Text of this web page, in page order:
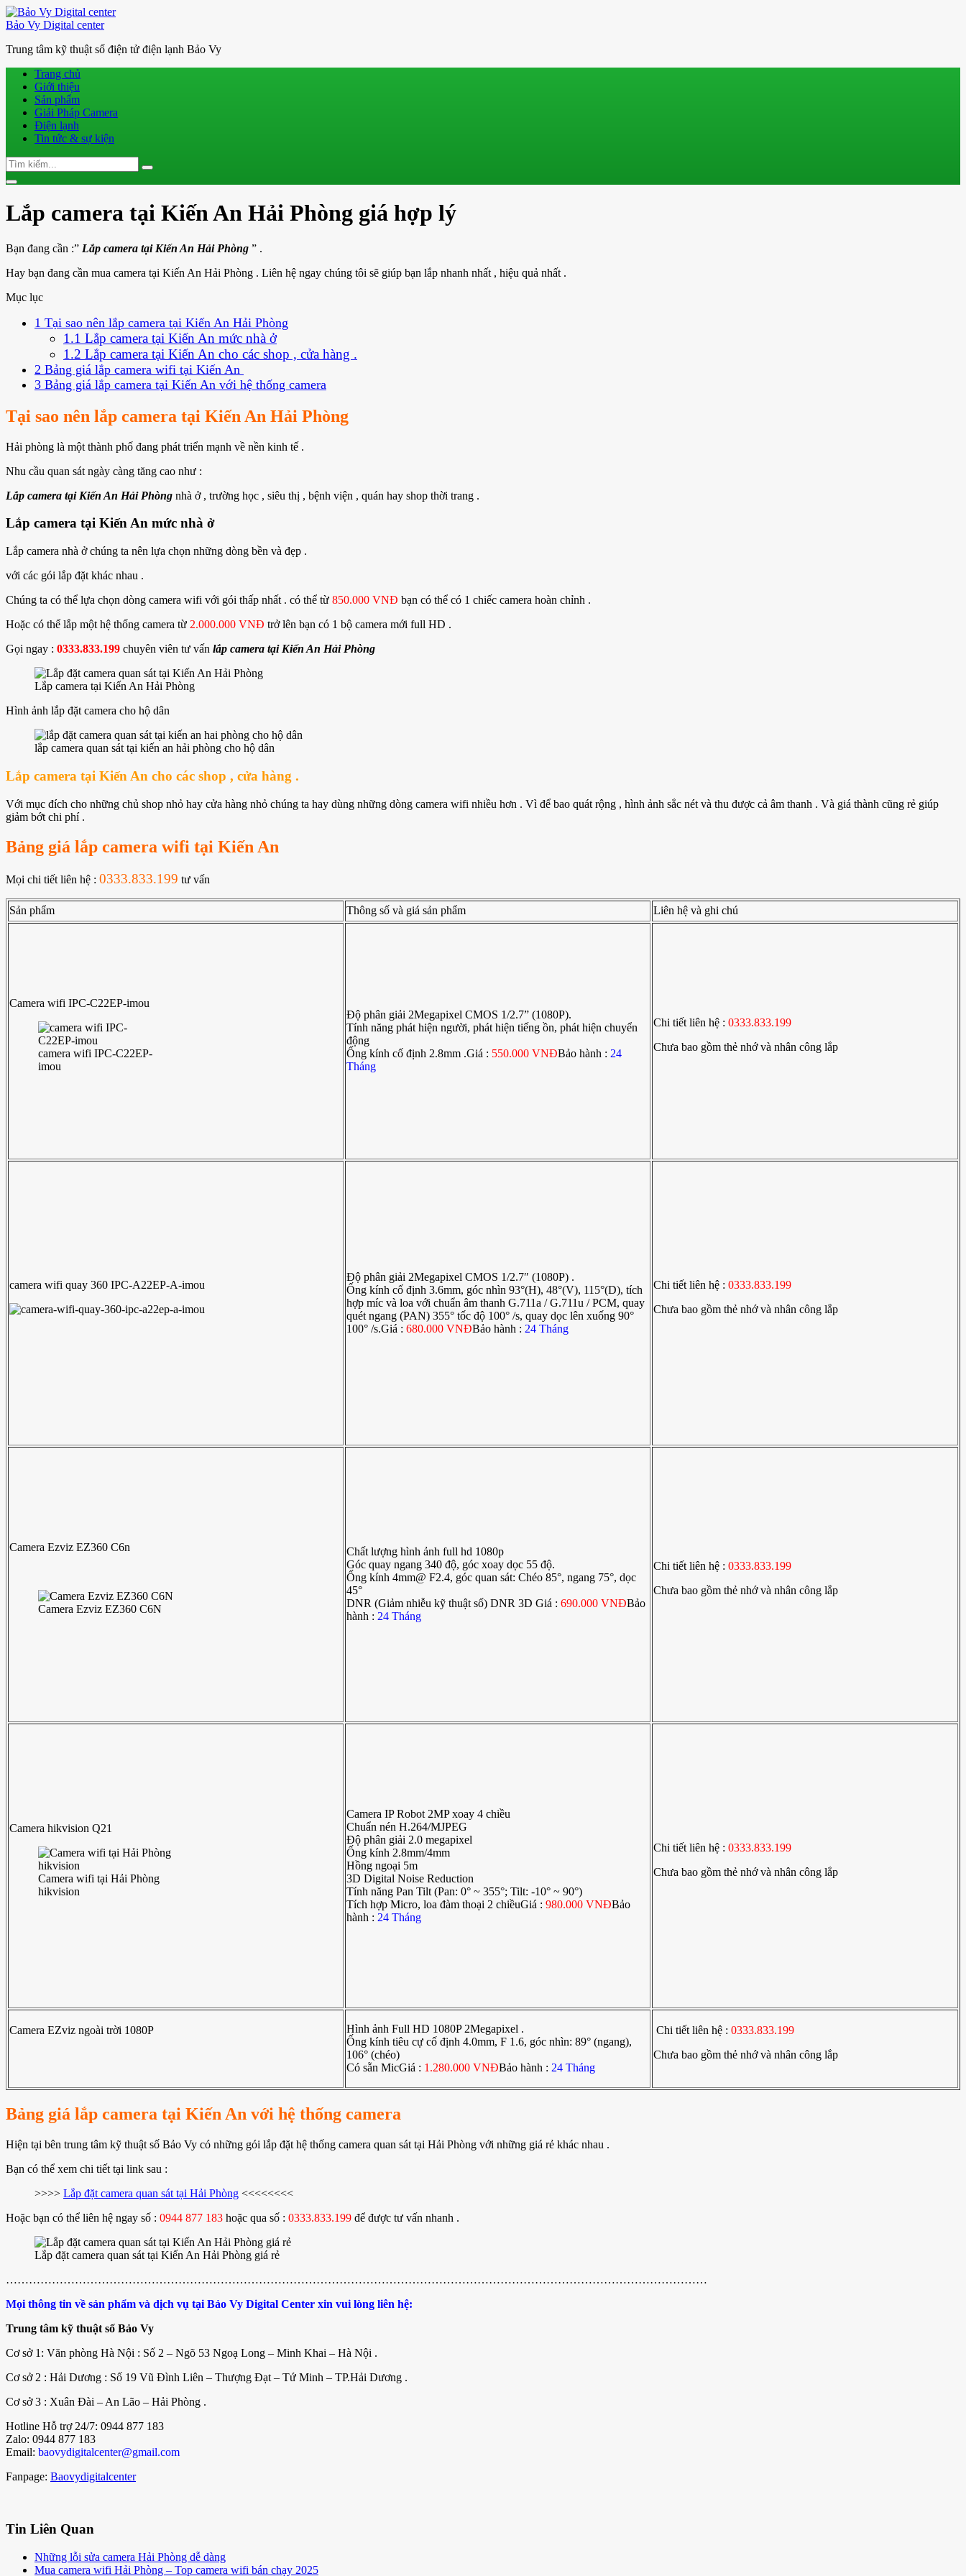
Bảo Vy Digital center
Trung tâm kỹ thuật số điện tử điện lạnh Bảo Vy
Trang chủ
Giới thiệu
Sản phẩm
Giải Pháp Camera
Điện lạnh
Tin tức & sự kiện
Search
for:
Search
Toggle
Lắp camera tại Kiến An Hải Phòng giá hợp lý
Bạn đang cần :” Lắp camera tại Kiến An Hải Phòng ” .
Hay bạn đang cần mua camera tại Kiến An Hải Phòng . Liên hệ ngay chúng tôi sẽ giúp bạn lắp nhanh nhất , hiệu quả nhất .
Mục lục
1 Tại sao nên lắp camera tại Kiến An Hải Phòng
1.1 Lắp camera tại Kiến An mức nhà ở
1.2 Lắp camera tại Kiến An cho các shop , cửa hàng .
2 Bảng giá lắp camera wifi tại Kiến An
3 Bảng giá lắp camera tại Kiến An với hệ thống camera
Tại sao nên lắp camera tại Kiến An Hải Phòng
Hải phòng là một thành phố đang phát triển mạnh về nền kinh tế .
Nhu cầu quan sát ngày càng tăng cao như :
Lắp camera tại Kiến An Hải Phòng nhà ở , trường học , siêu thị , bệnh viện , quán hay shop thời trang .
Lắp camera tại Kiến An mức nhà ở
Lắp camera nhà ở chúng ta nên lựa chọn những dòng bền và đẹp .
với các gói lắp đặt khác nhau .
Chúng ta có thể lựa chọn dòng camera wifi với gói thấp nhất . có thể từ 850.000 VNĐ bạn có thể có 1 chiếc camera hoàn chỉnh .
Hoặc có thể lắp một hệ thống camera từ 2.000.000 VNĐ trở lên bạn có 1 bộ camera mới full HD .
Gọi ngay : 0333.833.199 chuyên viên tư vấn lắp camera tại Kiến An Hải Phòng
Lắp camera tại Kiến An Hải Phòng
Hình ảnh lắp đặt camera cho hộ dân
lắp camera quan sát tại kiến an hải phòng cho hộ dân
Lắp camera tại Kiến An cho các shop , cửa hàng .
Với mục đích cho những chủ shop nhỏ hay cửa hàng nhỏ chúng ta hay dùng những dòng camera wifi nhiều hơn . Vì để bao quát rộng , hình ảnh sắc nét và thu được cả âm thanh . Và giá thành cũng rẻ giúp
giảm bớt chi phí .
Bảng giá lắp camera wifi tại Kiến An
Mọi chi tiết liên hệ : 0333.833.199 tư vấn
Sản phẩm Thông số và giá sản phẩm Liên hệ và ghi chú
Camera wifi IPC-C22EP-imou
camera wifi IPC-C22EP-
imou
Độ phân giải 2Megapixel CMOS 1/2.7” (1080P).
Tính năng phát hiện người, phát hiện tiếng ồn, phát hiện chuyển
động
Ống kính cố định 2.8mm .Giá : 550.000 VNĐBảo hành : 24
Tháng
Chi tiết liên hệ : 0333.833.199
Chưa bao gồm thẻ nhớ và nhân công lắp
camera wifi quay 360 IPC-A22EP-A-imou
Độ phân giải 2Megapixel CMOS 1/2.7″ (1080P) .
Ống kính cố định 3.6mm, góc nhìn 93°(H), 48°(V), 115°(D), tích
hợp míc và loa với chuẩn âm thanh G.711a / G.711u / PCM, quay
quét ngang (PAN) 355° tốc độ 100° /s, quay dọc lên xuống 90°
100° /s.Giá : 680.000 VNĐBảo hành : 24 Tháng
Chi tiết liên hệ : 0333.833.199
Chưa bao gồm thẻ nhớ và nhân công lắp
Camera Ezviz EZ360 C6n
Camera Ezviz EZ360 C6N
Chất lượng hình ảnh full hd 1080p
Góc quay ngang 340 độ, góc xoay dọc 55 độ.
Ống kính 4mm@ F2.4, góc quan sát: Chéo 85°, ngang 75°, dọc
45°
DNR (Giảm nhiễu kỹ thuật số) DNR 3D Giá : 690.000 VNĐBảo
hành : 24 Tháng
Chi tiết liên hệ : 0333.833.199
Chưa bao gồm thẻ nhớ và nhân công lắp
Camera hikvision Q21
Camera wifi tại Hải Phòng
hikvision
Camera IP Robot 2MP xoay 4 chiều
Chuẩn nén H.264/MJPEG
Độ phân giải 2.0 megapixel
Ống kính 2.8mm/4mm
Hồng ngoại 5m
3D Digital Noise Reduction
Tính năng Pan Tilt (Pan: 0° ~ 355°; Tilt: -10° ~ 90°)
Tích hợp Micro, loa đàm thoại 2 chiềuGiá : 980.000 VNĐBảo
hành : 24 Tháng
Chi tiết liên hệ : 0333.833.199
Chưa bao gồm thẻ nhớ và nhân công lắp
Camera EZviz ngoài trời 1080P
Hình ảnh Full HD 1080P 2Megapixel .
Ống kính tiêu cự cố định 4.0mm, F 1.6, góc nhìn: 89° (ngang),
106° (chéo)
Có sẵn MicGiá : 1.280.000 VNĐBảo hành : 24 Tháng
Chi tiết liên hệ : 0333.833.199
Chưa bao gồm thẻ nhớ và nhân công lắp
Bảng giá lắp camera tại Kiến An với hệ thống camera
Hiện tại bên trung tâm kỹ thuật số Bảo Vy có những gói lắp đặt hệ thống camera quan sát tại Hải Phòng với những giá rẻ khác nhau .
Bạn có thể xem chi tiết tại link sau :
>>>> Lắp đặt camera quan sát tại Hải Phòng <<<<<<<<
Hoặc bạn có thể liên hệ ngay số : 0944 877 183 hoặc qua số : 0333.833.199 để được tư vấn nhanh .
Lắp đặt camera quan sát tại Kiến An Hải Phòng giá rẻ
…………………………………………………………………………………………………………………………………………………………………
Mọi thông tin về sản phẩm và dịch vụ tại Bảo Vy Digital Center xin vui lòng liên hệ:
Trung tâm kỹ thuật số Bảo Vy
Cơ sở 1: Văn phòng Hà Nội : Số 2 – Ngõ 53 Ngoạ Long – Minh Khai – Hà Nội .
Cơ sở 2 : Hải Dương : Số 19 Vũ Đình Liên – Thượng Đạt – Tứ Minh – TP.Hải Dương .
Cơ sở 3 : Xuân Đài – An Lão – Hải Phòng .
Hotline Hỗ trợ 24/7: 0944 877 183
Zalo: 0944 877 183
Email: baovydigitalcenter@gmail.com
Fanpage: Baovydigitalcenter
Tin Liên Quan
Những lỗi sửa camera Hải Phòng dễ dàng
Mua camera wifi Hải Phòng – Top camera wifi bán chạy 2025